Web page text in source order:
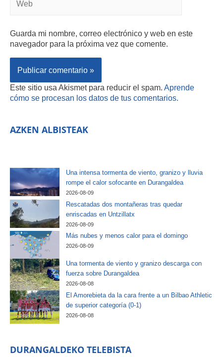
Guarda mi nombre, correo electrónico y web en este
navegador para la próxima vez que comente.
Este sitio usa Akismet para reducir el spam. Aprende
cómo se procesan los datos de tus comentarios.
AZKEN ALBISTEAK
Una intensa tormenta de viento, granizo y lluvia
rompe el calor sofocante en Durangaldea
2026-08-09
Rescatadas dos montañeras tras quedar
enriscadas en Untzillatx
2026-08-09
Más nubes y menos calor para el domingo
2026-08-09
Una tormenta de viento y granizo descarga con
fuerza sobre Durangaldea
2026-08-08
El Amorebieta da la cara frente a un Bilbao Athletic
de superior categoría (0-1)
2026-08-08
DURANGALDEKO TELEBISTA